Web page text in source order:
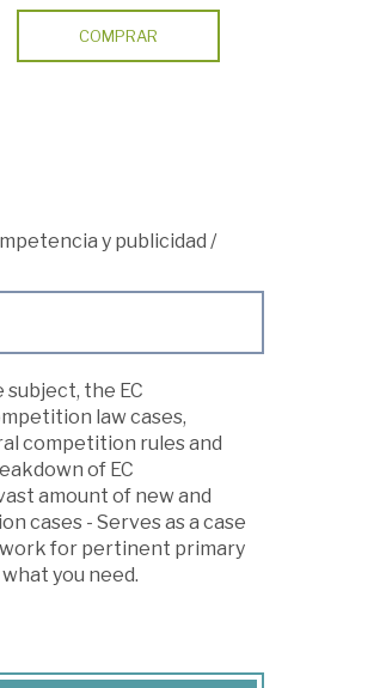
COMPRAR
y publicidad /
the EC
law cases,
competition rules and
of EC
amount of new and
cases - Serves as a case
work for pertinent primary
you need.